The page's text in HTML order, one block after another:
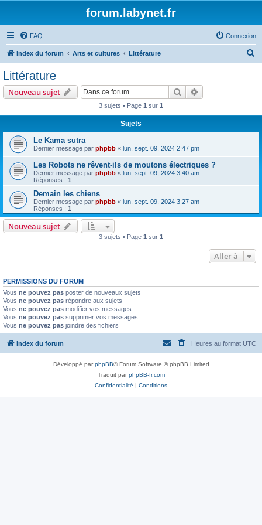
forum.labynet.fr
FAQ Connexion
Index du forum Arts et cultures Littérature
Littérature
Nouveau sujet Rechercher
3 sujets • Page 1 sur 1
Sujets
Le Kama sutra
Dernier message par phpbb « lun. sept. 09, 2024 2:47 pm
Les Robots ne rêvent-ils de moutons électriques ?
Dernier message par phpbb « lun. sept. 09, 2024 3:40 am
Réponses : 1
Demain les chiens
Dernier message par phpbb « lun. sept. 09, 2024 3:27 am
Réponses : 1
Nouveau sujet
3 sujets • Page 1 sur 1
Aller à
PERMISSIONS DU FORUM
Vous ne pouvez pas poster de nouveaux sujets
Vous ne pouvez pas répondre aux sujets
Vous ne pouvez pas modifier vos messages
Vous ne pouvez pas supprimer vos messages
Vous ne pouvez pas joindre des fichiers
Index du forum Heures au format UTC
Développé parphpBB® Forum Software © phpBB Limited
Traduit parphpBB-fr.com
Confidentialité | Conditions